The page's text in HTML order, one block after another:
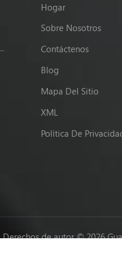
Hogar
Sobre Nosotros
Contáctenos
Blog
Mapa Del Sitio
XML
Política De
Derechos de autor © 2026